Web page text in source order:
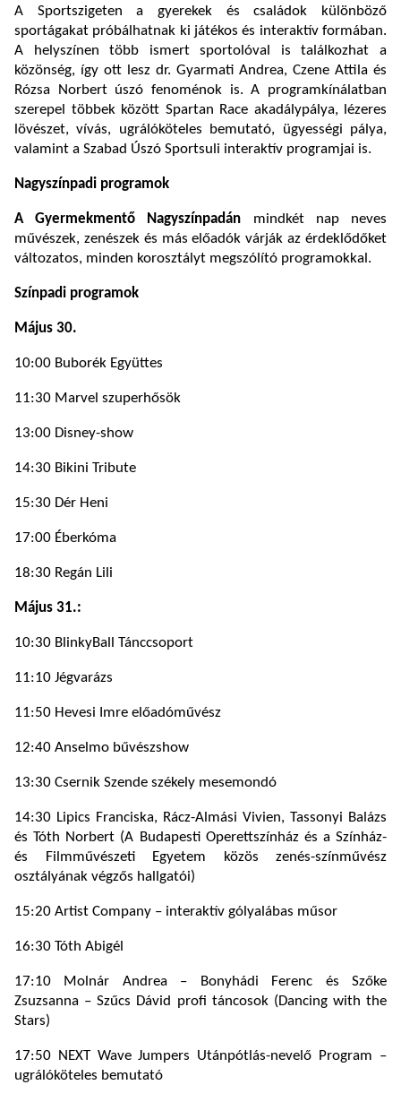
A Sportszigeten a gyerekek és családok különböző
sportágakat próbálhatnak ki játékos és interaktív formában.
A helyszínen több ismert sportolóval is találkozhat a
közönség, így ott lesz dr. Gyarmati Andrea, Czene Attila és
Rózsa Norbert úszó fenoménok is. A programkínálatban
szerepel többek között Spartan Race akadálypálya, lézeres
lövészet, vívás, ugrálóköteles bemutató, ügyességi pálya,
valamint a Szabad Úszó Sportsuli interaktív programjai is.
Nagyszínpadi programok
A Gyermekmentő Nagyszínpadán mindkét nap neves
művészek, zenészek és más előadók várják az érdeklődőket
változatos, minden korosztályt megszólító programokkal.
Színpadi programok
Május 30.
10:00 Buborék Együttes
11:30 Marvel szuperhősök
13:00 Disney-show
14:30 Bikini Tribute
15:30 Dér Heni
17:00 Éberkóma
18:30 Regán Lili
Május 31.:
10:30 BlinkyBall Tánccsoport
11:10 Jégvarázs
11:50 Hevesi Imre előadóművész
12:40 Anselmo bűvészshow
13:30 Csernik Szende székely mesemondó
14:30 Lipics Franciska, Rácz-Almási Vivien, Tassonyi Balázs
és Tóth Norbert (A Budapesti Operettszínház és a Színház-
és Filmművészeti Egyetem közös zenés-színművész
osztályának végzős hallgatói)
15:20 Artist Company – interaktív gólyalábas műsor
16:30 Tóth Abigél
17:10 Molnár Andrea – Bonyhádi Ferenc és Szőke
Zsuzsanna – Szűcs Dávid profi táncosok (Dancing with the
Stars)
17:50 NEXT Wave Jumpers Utánpótlás-nevelő Program –
ugrálóköteles bemutató